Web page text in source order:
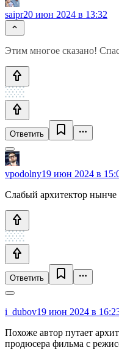
saipr20 июн 2024 в 13:32
Этим многое сказано!
Ответить
vpodolny19 июн 2024 в
Слабый архитектор
Ответить
i_dubov19 июн 2024 в
Похоже автор путает
продюсера фильма с